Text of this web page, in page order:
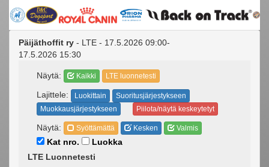
Päijäthoffit ry - LTE - 17.5.2026 09:00-
17.5.2026 15:30
Näytä: Kaikki LTE luonnetesti
Lajittele: Luokittain
Suoritusjärjestykseen
Muokkausjärjestykseen
Piilota/näytä keskeytetyt
Näytä: Syöttämättä Kesken Valmis
Kat nro.
Luokka
LTE Luonnetesti